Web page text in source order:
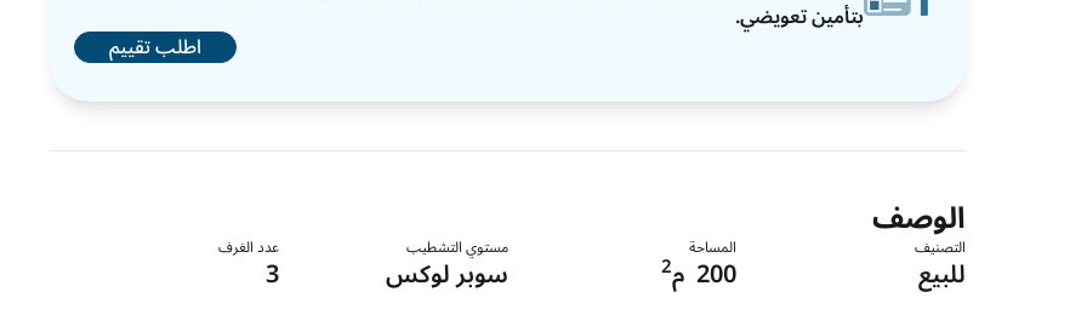
بتأمين تعويضي.
اطلب تقييم
الوصف
التصنيف
للبيع
المساحة
200 م2 مستوي التشطيب
سوبر لوكس
عدد الغرف
3